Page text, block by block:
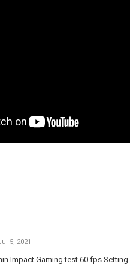
5, 2021
Impact Gaming test 60 fps Setting